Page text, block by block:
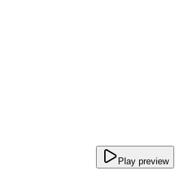
Play preview